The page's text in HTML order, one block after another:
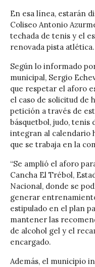
En esa línea, estarán
Coliseo Antonio
techada de tenis y el
renovada pista atlética.
Según lo informado
municipal, Sergio
que respetar el aforo
el caso de solicitud de
petición a través de
básquetbol, judo, tenis
integran al calendario
que se trabaja en la
“Se amplió el aforo
Cancha El Trébol,
Nacional, donde se
generar
estipulado en el plan
mantener las
de alcohol gel y el
encargado.
Además, el municipio